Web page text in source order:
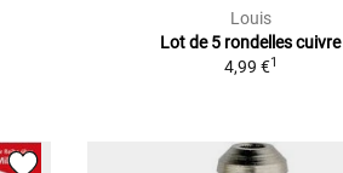
Louis
Lot de 5 rondelles cuivre
4,99 €1